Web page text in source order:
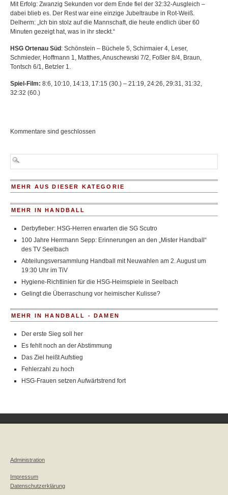
Mit Erfolg: Zwanzig Sekunden vor dem Ende fiel der 32:32-Ausgleich –
dabei blieb es. Der Rest war eine einzige Jubeltraube in Rot-Weiß.
Delherm: „Ich bin stolz auf die Mannschaft, die heute endlich über 60
Minuten gezeigt hat, was in ihr steckt.“
HSG Ortenau Süd : Schönstein – Büchele 5, Schirmaier 4, Leser,
Schmieder, Hoffmann 1, Matthes, Anuschewski 7/2, Foßler 8/4, Braun,
Tontsch 6/1, Betzler 1.
Spiel-Film: 8:6, 10:10, 14:13, 17:15 (30.) – 21:19, 24:26, 29:31, 31:32,
32:32 (60.)
Kommentare sind geschlossen
MEHR AUS DIESER KATEGORIE
MEHR IN HANDBALL
Derbyfieber: HSG-Herren erwarten die SG Scutro
100 Jahre Herrmann Sepp: Erinnerungen an den „Mister Handball“
des TV Seelbach
Abteilungsversammlung Handball mit Neuwahlen am 2. August um
19:30 Uhr im TiV
Hygiene-Richtlinien für die HSG-Heimspiele in Seelbach
Gelingt die Überraschung vor heimischer Kulisse?
MEHR IN HANDBALL - DAMEN
Der erste Sieg soll her
Es fehlt noch an der Abstimmung
Das Ziel heißt Aufstieg
Fehlerzahl zu hoch
HSG-Frauen setzen Aufwärtstrend fort
Administration
Impressum
Datenschutzerklärung